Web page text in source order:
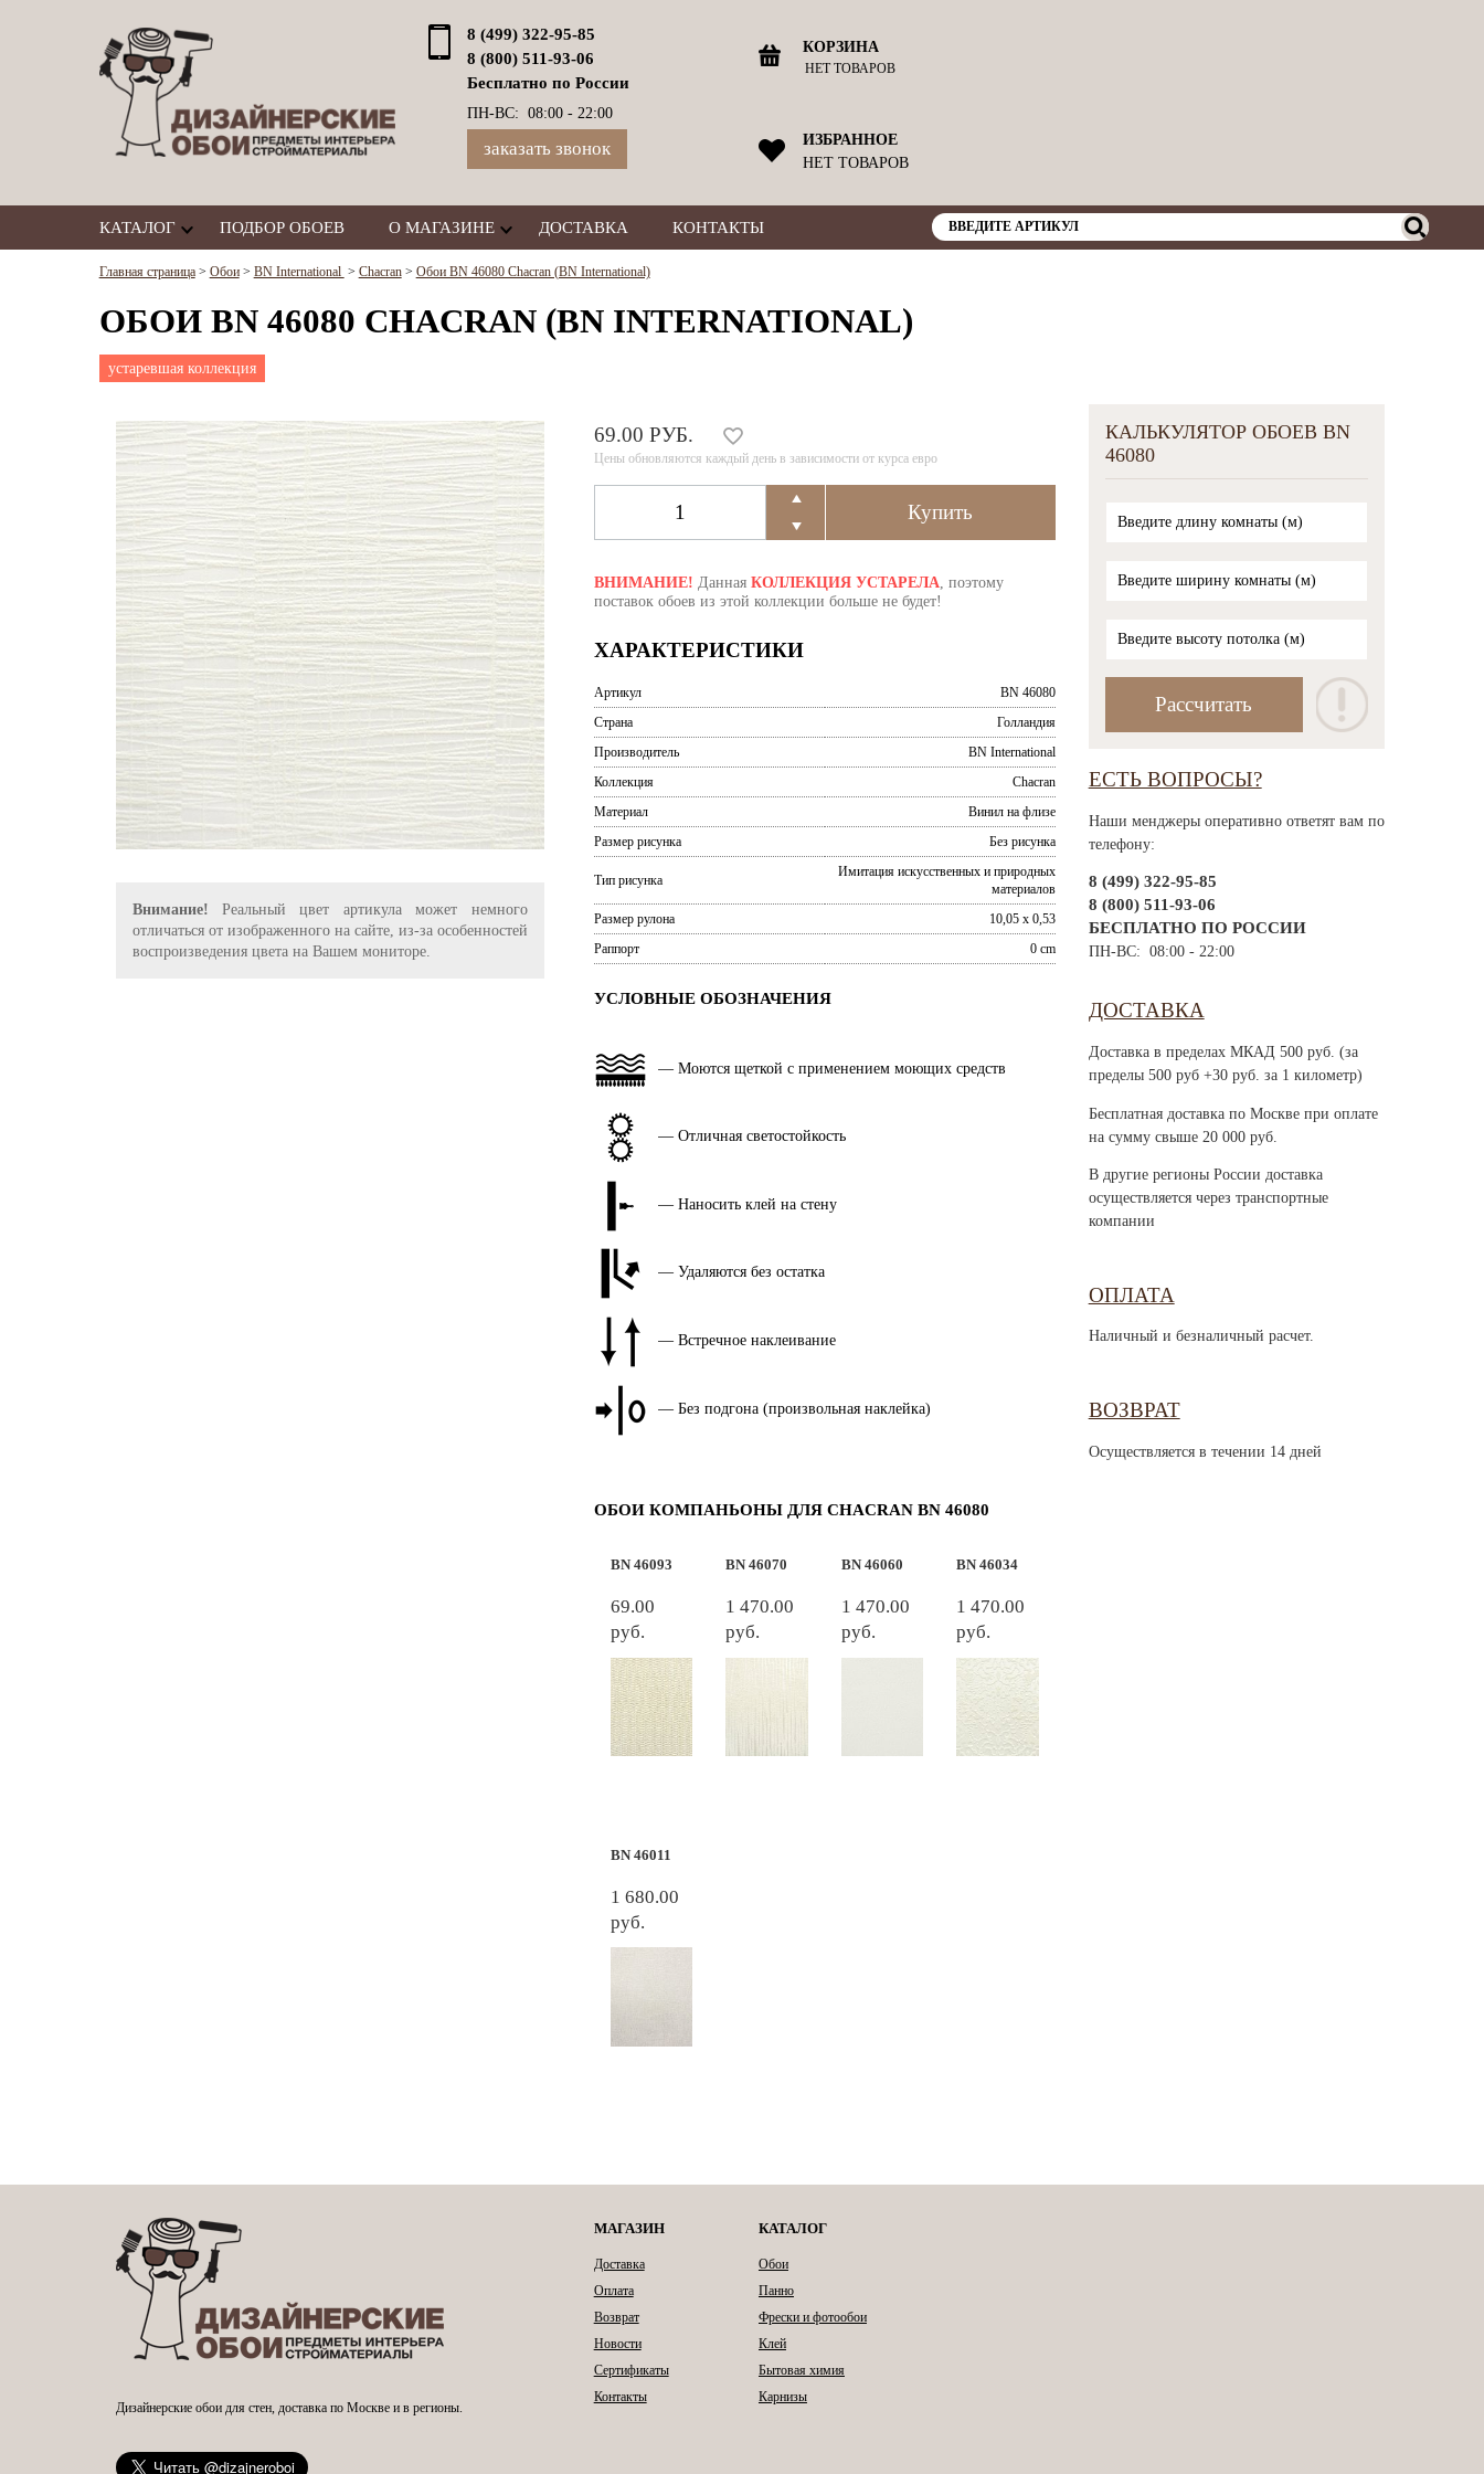
8 (499) 322-95-85
8 (800) 511-93-06
Бесплатно по России
ПН-ВС: 08:00 - 22:00
заказать звонок
КОРЗИНА
НЕТ ТОВАРОВ
ИЗБРАННОЕ
НЕТ ТОВАРОВ
КАТАЛОГ ПОДБОР ОБОЕВ О МАГАЗИНЕ ДОСТАВКА КОНТАКТЫ
Главная страница> Обои> BN International > Chacran> Обои BN 46080 Chacran (BN International)
ОБОИ BN 46080 CHACRAN (BN INTERNATIONAL)
устаревшая коллекция
Внимание! Реальный цвет артикула может немного
отличаться от изображенного на сайте, из-за особенностей
воспроизведения цвета на Вашем мониторе.
69.00 РУБ.
Цены обновляются каждый день в зависимости от курса евро
ВНИМАНИЕ! Данная КОЛЛЕКЦИЯ УСТАРЕЛА, поэтому
поставок обоев из этой коллекции больше не будет!
ХАРАКТЕРИСТИКИ
Артикул
BN 46080
Страна
Голландия
Производитель
BN International
Коллекция
Chacran
Материал
Винил на флизе
Размер рисунка
Без рисунка
Тип рисунка
Имитация искусственных и природных
материалов
Размер рулона
10,05 x 0,53
Раппорт
0 cm
УСЛОВНЫЕ ОБОЗНАЧЕНИЯ
— Моются щеткой с применением моющих средств
— Отличная светостойкость
— Наносить клей на стену
— Удаляются без остатка
— Встречное наклеивание
— Без подгона (произвольная наклейка)
ОБОИ КОМПАНЬОНЫ ДЛЯ CHACRAN BN 46080
BN 46093
69.00
руб.
BN 46070
1 470.00
руб.
BN 46060
1 470.00
руб.
BN 46034
1 470.00
руб.
BN 46011
1 680.00
руб.
КАЛЬКУЛЯТОР ОБОЕВ BN
46080
ЕСТЬ ВОПРОСЫ?
Наши менджеры оперативно ответят вам по
телефону:
8 (499) 322-95-85
8 (800) 511-93-06
БЕСПЛАТНО ПО РОССИИ
ПН-ВС: 08:00 - 22:00
ДОСТАВКА
Доставка в пределах МКАД 500 руб. (за
пределы 500 руб +30 руб. за 1 километр)
Бесплатная доставка по Москве при оплате
на сумму свыше 20 000 руб.
В другие регионы России доставка
осуществляется через транспортные
компании
ОПЛАТА
Наличный и безналичный расчет.
ВОЗВРАТ
Осуществляется в течении 14 дней
Дизайнерские обои для стен, доставка по Москве и в регионы.
МАГАЗИН
Доставка
Оплата
Возврат
Новости
Сертификаты
Контакты
КАТАЛОГ
Обои
Панно
Фрески и фотообои
Клей
Бытовая химия
Карнизы